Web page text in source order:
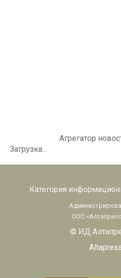
Агрегатор
Загрузка...
Категория
ООО
© ИД